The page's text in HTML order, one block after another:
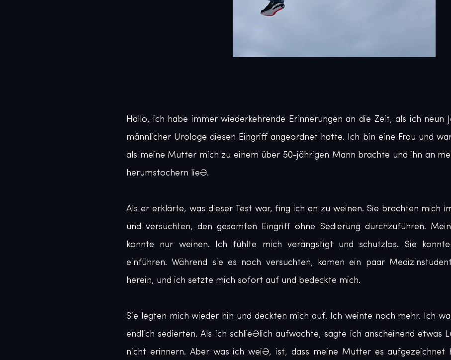
Hallo, ich habe immer wiederkehrende Erinnerungen an die Zeit, als ich neun
männlicher Urologe diesen Eingriff angeordnet hatte. Ich bin eine Frau und
als meine Mutter mich zu einem über 50-jährigen Mann brachte und ihn an
herumstochern ließ.
Als er erklärte, was dieser Test war, fing ich an zu weinen. Sie brachten mich
und versuchten, den gesamten Eingriff ohne Sedierung durchzuführen.
konnte nur weinen. Ich fühlte mich verängstigt und schutzlos. Sie
einführen. Während sie es noch versuchten, kamen ein paar
herein, und ich setzte mich sofort auf und bedeckte mich.
Sie legten mich wieder hin und deckten mich auf. Ich weinte noch mehr. Ich
endlich sedierten. Als ich schließlich aufwachte, sagte ich anscheinend etwas
nicht erinnern. Aber was ich weiß, ist, dass meine Mutter es aufgezeichnet